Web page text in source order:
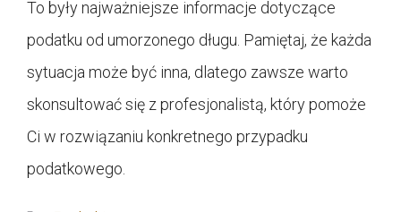
To były najważniejsze informacje dotyczące
podatku od umorzonego długu. Pamiętaj, że każda
sytuacja może być inna, dlatego zawsze warto
skonsultować się z profesjonalistą, który pomoże
Ci w rozwiązaniu konkretnego przypadku
podatkowego.